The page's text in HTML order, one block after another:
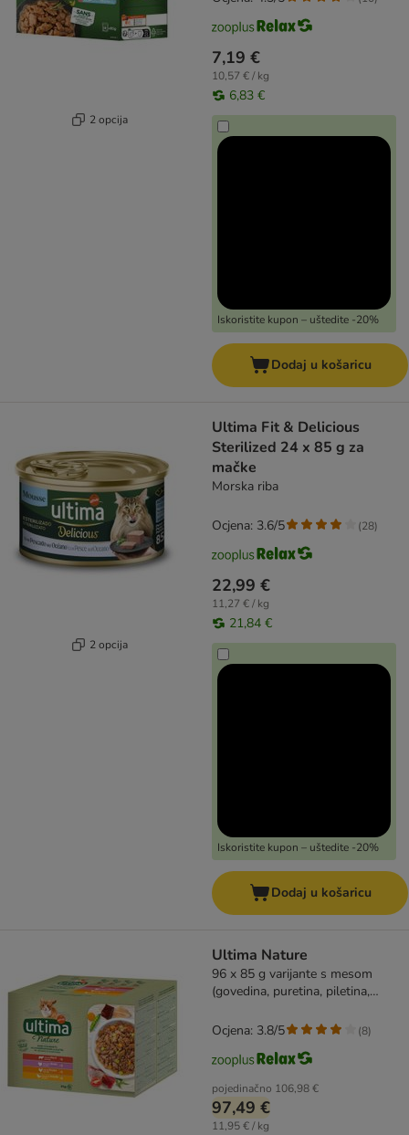
2 opcija
7,19 €
10,57 € / kg
6,83 €
Iskoristite kupon – uštedite -20%
Dodaj u košaricu
2 opcija
Ultima Fit & Delicious
Sterilized 24 x 85 g za
mačke
Morska riba
22,99 €
11,27 € / kg
21,84 €
Iskoristite kupon – uštedite -20%
Ocjena: 3.6/5 (28)
Dodaj u košaricu
Ultima Nature
96 x 85 g varijante s mesom
(govedina, puretina, piletina,
pojedinačno 106,98 €
97,49 €
11,95 € / kg
Ocjena: 3.8/5 (8)